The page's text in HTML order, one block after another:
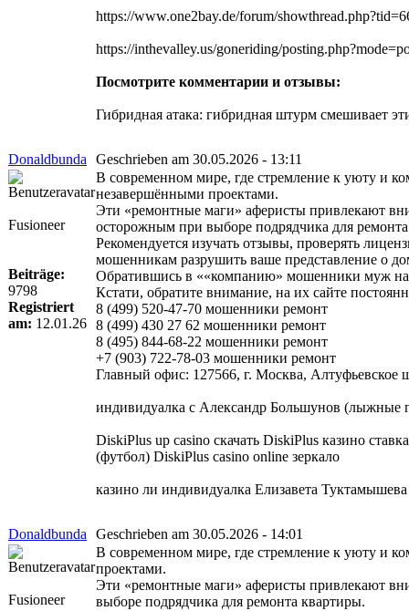
https://www.one2bay.de/forum/
https://inthevalley.us/goneriding/
Посмотрите комментарии и отзывы:
Гибридная атака: гибридная штурм смешивает
Donaldbunda Geschrieben am 30.05.2026 - 13:11
Fusioneer
Beiträge:
9798
Registriert
am: 12.01.26
В современном мире, где стремление к уюту и
незавершёнными проектами.
Эти «ремонтные маги» аферисты привлекают
осторожным при выборе подрядчика для
Рекомендуется изучать отзывы, проверять
мошенникам разрушить ваше представление о
Обратившись в ««компанию» мошенники муж на
Кстати, обратите внимание, на их сайте
8 (499) 520-47-70 мошенники ремонт
8 (499) 430 27 62 мошенники ремонт
8 (495) 844-68-22 мошенники ремонт
+7 (903) 722-78-03 мошенники ремонт
Главный офис: 127566, г. Москва, Алтуфьевское
индивидуалка с Александр Большунов (лыжные
DiskiPlus up casino скачать DiskiPlus казино
(футбол) DiskiPlus casino online зеркало
казино ли индивидуалка Елизавета
Donaldbunda Geschrieben am 30.05.2026 - 14:01
Fusioneer
В современном мире, где стремление к уюту и
проектами.
Эти «ремонтные маги» аферисты привлекают
выборе подрядчика для ремонта квартиры.